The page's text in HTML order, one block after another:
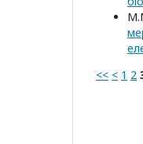
<< < 1 2